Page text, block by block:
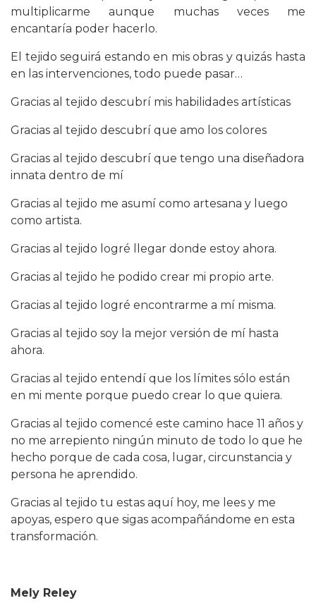
multiplicarme aunque muchas veces me
encantaría poder hacerlo.
El tejido seguirá estando en mis obras y quizás hasta
en las intervenciones, todo puede pasar…
Gracias al tejido descubrí mis habilidades artísticas
Gracias al tejido descubrí que amo los colores
Gracias al tejido descubrí que tengo una diseñadora
innata dentro de mí
Gracias al tejido me asumí como artesana y luego
como artista.
Gracias al tejido logré llegar donde estoy ahora.
Gracias al tejido he podido crear mi propio arte.
Gracias al tejido logré encontrarme a mí misma.
Gracias al tejido soy la mejor versión de mí hasta
ahora.
Gracias al tejido entendí que los límites sólo están
en mi mente porque puedo crear lo que quiera.
Gracias al tejido comencé este camino hace 11 años y
no me arrepiento ningún minuto de todo lo que he
hecho porque de cada cosa, lugar, circunstancia y
persona he aprendido.
Gracias al tejido tu estas aquí hoy, me lees y me
apoyas, espero que sigas acompañándome en esta
transformación.
Mely Reley